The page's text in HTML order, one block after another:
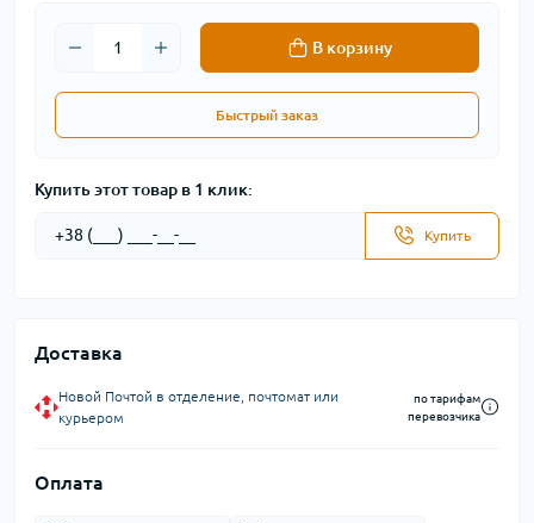
В корзину
Быстрый заказ
Купить этот товар в 1 клик:
Купить
Доставка
Новой Почтой в отделение, почтомат или
курьером
по тарифам
перевозчика
Оплата